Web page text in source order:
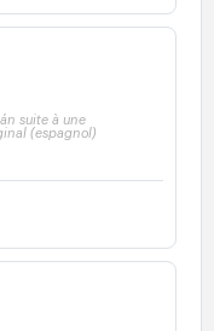
suite à une
(espagnol)